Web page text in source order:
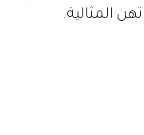
المثالية.